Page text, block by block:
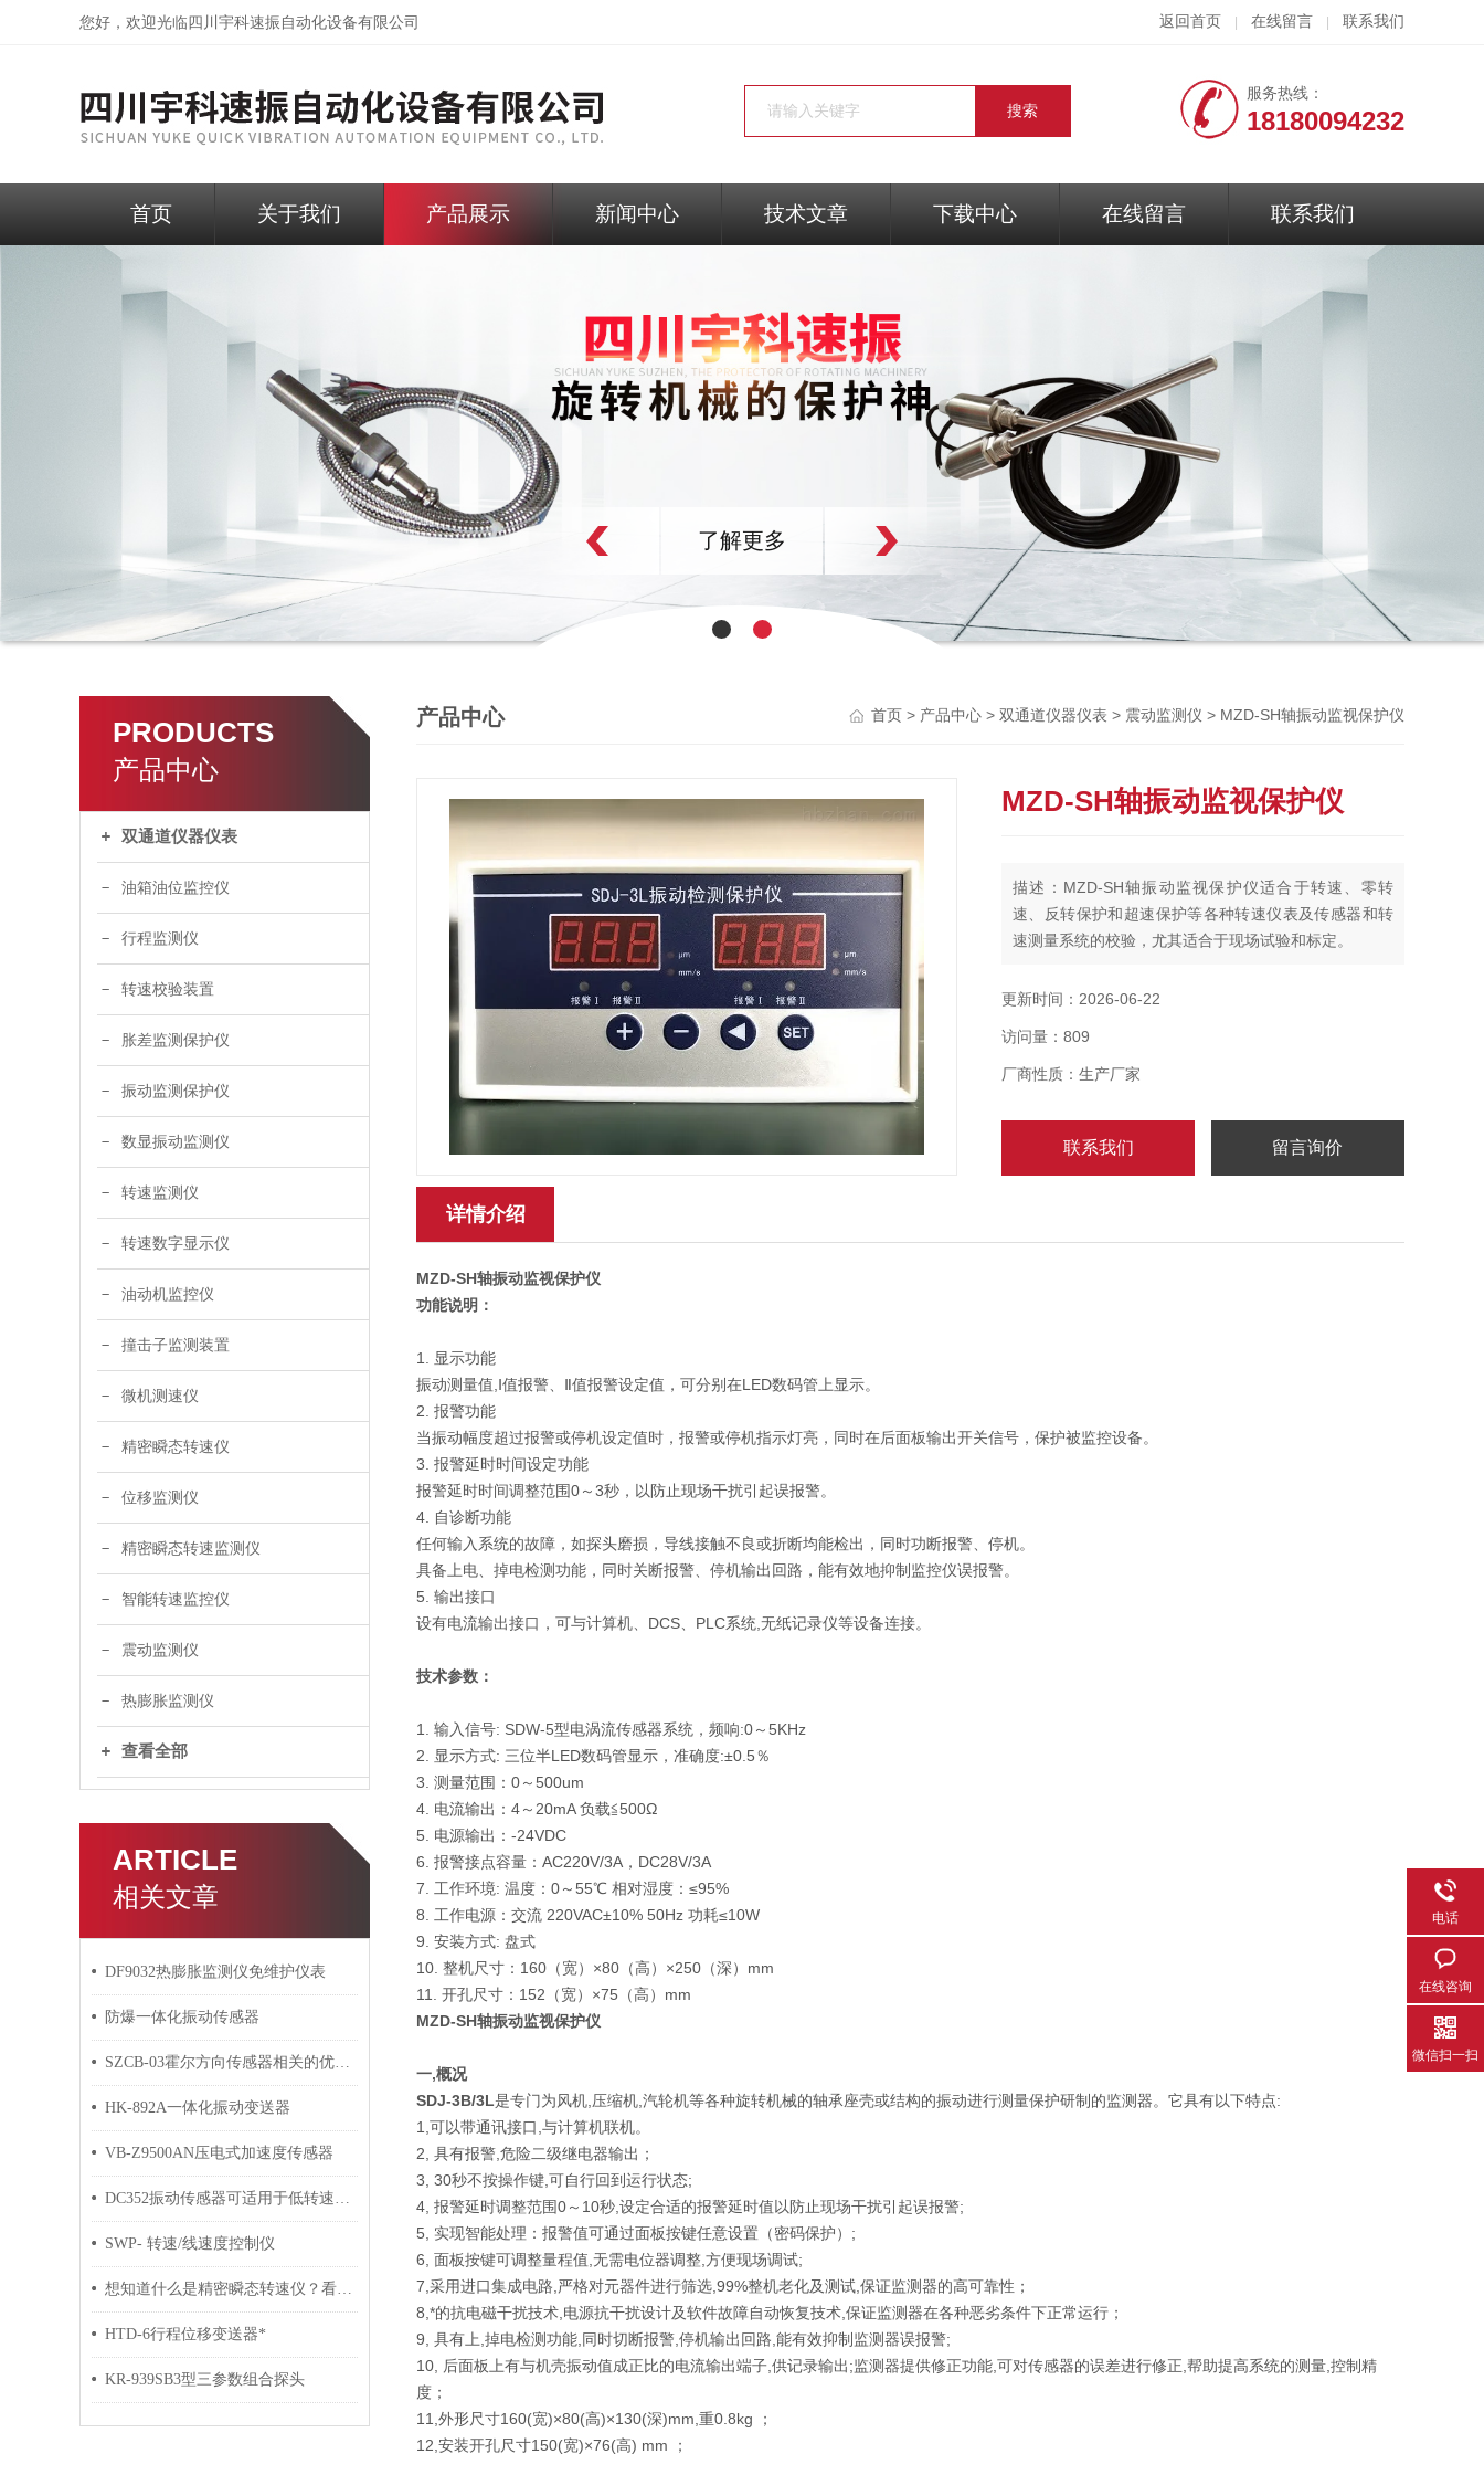
您好，欢迎光临 四川宇科速振自动化设备有限公司 返回首页 在线留言 联系我们
服务热线：
18180094232
首页 关于我们 产品展示 新闻中心 技术文章 下载中心 在线留言 联系我们
了解更多
PRODUCTS
产品中心
双通道仪器仪表
油箱油位监控仪
行程监测仪
转速校验装置
胀差监测保护仪
振动监测保护仪
数显振动监测仪
转速监测仪
转速数字显示仪
油动机监控仪
撞击子监测装置
微机测速仪
精密瞬态转速仪
位移监测仪
精密瞬态转速监测仪
智能转速监控仪
震动监测仪
热膨胀监测仪
查看全部
ARTICLE
相关文章
DF9032热膨胀监测仪免维护仪表
防爆一体化振动传感器
SZCB-03霍尔方向传感器相关的优势特点为你介绍
HK-892A一体化振动变送器
VB-Z9500AN压电式加速度传感器
DC352振动传感器可适用于低转速的旋转机器
SWP- 转速/线速度控制仪
想知道什么是精密瞬态转速仪？看看这些就行
HTD-6行程位移变送器*
KR-939SB3型三参数组合探头
产品中心 首页 > 产品中心 > 双通道仪器仪表 > 震动监测仪 > MZD-SH轴振动监视保护仪
MZD-SH轴振动监视保护仪
描述：MZD-SH轴振动监视保护仪适合于转速、零转
速、反转保护和超速保护等各种转速仪表及传感器和转
速测量系统的校验，尤其适合于现场试验和标定。
更新时间：2026-06-22
访问量：809
厂商性质：生产厂家
联系我们 留言询价
详情介绍
MZD-SH轴振动监视保护仪
功能说明：
1. 显示功能
振动测量值,Ⅰ值报警、Ⅱ值报警设定值，可分别在LED数码管上显示。
2. 报警功能
当振动幅度超过报警或停机设定值时，报警或停机指示灯亮，同时在后面板输出开关信号，保护被监控设备。
3. 报警延时时间设定功能
报警延时时间调整范围0～3秒，以防止现场干扰引起误报警。
4. 自诊断功能
任何输入系统的故障，如探头磨损，导线接触不良或折断均能检出，同时功断报警、停机。
具备上电、掉电检测功能，同时关断报警、停机输出回路，能有效地抑制监控仪误报警。
5. 输出接口
设有电流输出接口，可与计算机、DCS、PLC系统,无纸记录仪等设备连接。
技术参数：
1. 输入信号: SDW-5型电涡流传感器系统，频响:0～5KHz
2. 显示方式: 三位半LED数码管显示，准确度:±0.5％
3. 测量范围：0～500um
4. 电流输出：4～20mA 负载≦500Ω
5. 电源输出：-24VDC
6. 报警接点容量：AC220V/3A，DC28V/3A
7. 工作环境: 温度：0～55℃ 相对湿度：≤95%
8. 工作电源：交流 220VAC±10% 50Hz 功耗≤10W
9. 安装方式: 盘式
10. 整机尺寸：160（宽）×80（高）×250（深）mm
11. 开孔尺寸：152（宽）×75（高）mm
MZD-SH轴振动监视保护仪
一,概况
SDJ-3B/3L是专门为风机,压缩机,汽轮机等各种旋转机械的轴承座壳或结构的振动进行测量保护研制的监测器。它具有以下特点:
1,可以带通讯接口,与计算机联机。
2, 具有报警,危险二级继电器输出；
3, 30秒不按操作键,可自行回到运行状态;
4, 报警延时调整范围0～10秒,设定合适的报警延时值以防止现场干扰引起误报警;
5, 实现智能处理：报警值可通过面板按键任意设置（密码保护）;
6, 面板按键可调整量程值,无需电位器调整,方便现场调试;
7,采用进口集成电路,严格对元器件进行筛选,99%整机老化及测试,保证监测器的高可靠性；
8,*的抗电磁干扰技术,电源抗干扰设计及软件故障自动恢复技术,保证监测器在各种恶劣条件下正常运行；
9, 具有上,掉电检测功能,同时切断报警,停机输出回路,能有效抑制监测器误报警;
10, 后面板上有与机壳振动值成正比的电流输出端子,供记录输出;监测器提供修正功能,可对传感器的误差进行修正,帮助提高系统的测量,控制精
度；
11,外形尺寸160(宽)×80(高)×130(深)mm,重0.8kg ；
12,安装开孔尺寸150(宽)×76(高) mm ；
电话
在线咨询
微信扫一扫